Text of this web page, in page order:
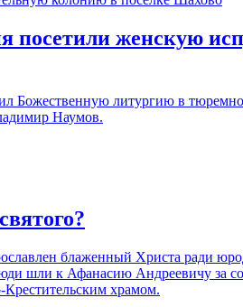
посетили женскую
Божественную литургию в
Наумов.
блаженный Христа ради
шли к Афанасию Андреевичу за
храмом.